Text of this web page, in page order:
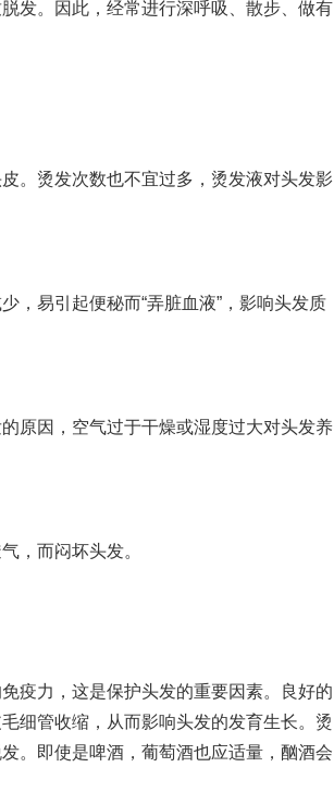
。因此，经常进行深呼吸、散步、做有
烫发次数也不宜过多，烫发液对头发影
易引起便秘而“弄脏血液”，影响头发质
因，空气过于干燥或湿度过大对头发养
而闷坏头发。
力，这是保护头发的重要因素。良好的
细管收缩，从而影响头发的发育生长。烫
。即使是啤酒，葡萄酒也应适量，酗酒会